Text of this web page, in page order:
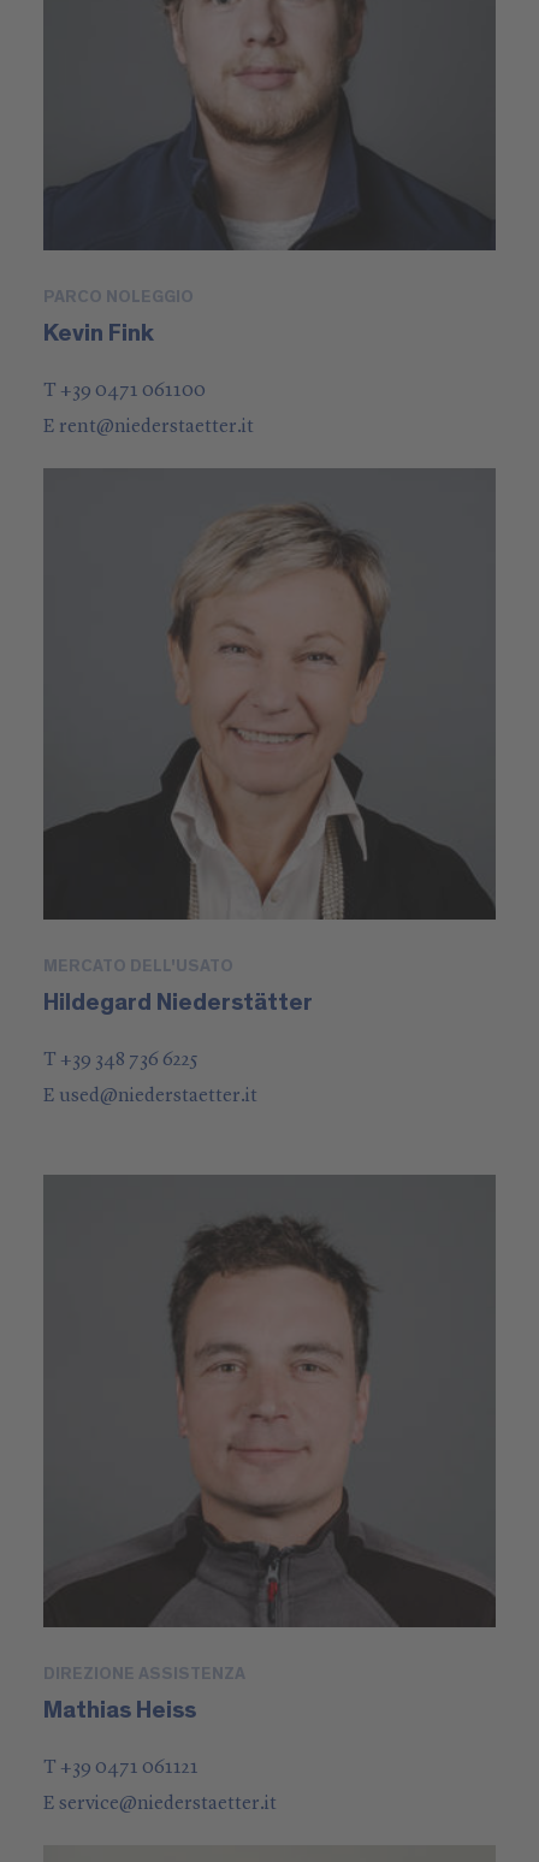
PARCO NOLEGGIO
Kevin Fink
T +39 0471 061100
E rent@niederstaetter.it
MERCATO DELL'USATO
Hildegard Niederstätter
T +39 348 736 6225
E used@niederstaetter.it
DIREZIONE ASSISTENZA
Mathias Heiss
T +39 0471 061121
Eservice@niederstaetter.it